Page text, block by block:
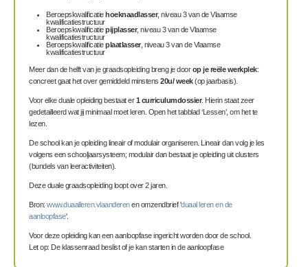
Beroepskwalificatiehoeknaadlasser, niveau 3 van de Vlaamse
kwalificatiestructuur
Beroepskwalificatiepijplasser, niveau 3 van de Vlaamse
kwalificatiestructuur
Beroepskwalificatieplaatlasser, niveau 3 van de Vlaamse
kwalificatiestructuur
Meer dan de helft van je graadsopleiding breng je doorop je reële werkplek:
concreet gaat het over gemiddeld minstens 20u/ week(op jaarbasis).
Voor elke duale opleiding bestaat er1 curriculumdossier. Hierin staat zeer
gedetailleerd wat jij minimaal moet leren. Open het tabblad ‘Lessen’, om het te
lezen.
De school kan je opleiding lineair of modulair organiseren. Lineair dan volg je les
volgens een schooljaarsysteem; modulair dan bestaat je opleiding uit clusters
(bundels van leeractiviteiten).
Deze duale graadsopleiding loopt over 2 jaren.
Bron: www.duaalleren.vlaanderenen omzendbrief 'duaal leren en de
aanloopfase'.
Voor deze opleiding kan een aanloopfase ingericht worden door de school.
Let op: De klassenraad beslist of je kan starten in de aanloopfase